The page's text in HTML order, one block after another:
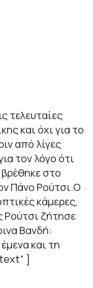
τελευταίες
και όχι για το
από λίγες
τον λόγο ότι
στο
Πάνο Ρούτσι.Ο
κάμερες,
Ρούτσι ζήτησε
Βανδή:
και τη
]